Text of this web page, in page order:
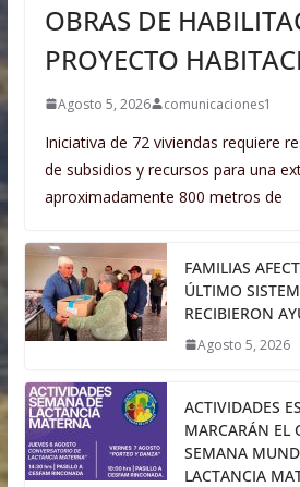
OBRAS DE
PROYECTO
Agosto 5, 2026 comunicaciones1
Iniciativa de 72 viviendas requiere
de subsidios y recursos para una
aproximadamente 800 metros de
FAMILIAS
ÚLTIMO
RECIBIERON
Agosto 5, 2026
ACTIVIDADES
MARCARÁN EL
SEMANA
LACTANCIA